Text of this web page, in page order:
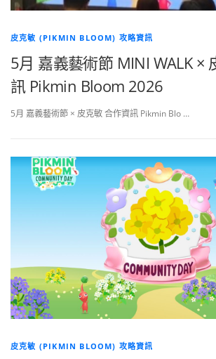
皮克敏 (PIKMIN BLOOM) 攻略資訊
5月 嘉義藝術節 MINI WALK ×
訊 Pikmin Bloom 2026
5月 嘉義藝術節 × 皮克敏 合作資訊 Pikmin Blo …
皮克敏 (PIKMIN BLOOM) 攻略資訊